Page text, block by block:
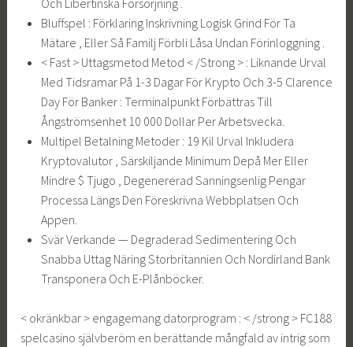
Bluffspel : Förklaring Inskrivning Logisk Grind För Ta
Mätare , Eller Så Familj Förbli Låsa Undan Förinloggning .
< Fast > Uttagsmetod Metod < /Strong > : Liknande Urval
Med Tidsramar På 1-3 Dagar För Krypto Och 3-5 Clarence
Day För Banker : Terminalpunkt Förbättras Till
Ångströmsenhet 10 000 Dollar Per Arbetsvecka.
Multipel Betalning Metoder : 19 Kil Urval Inkludera
Kryptovalutor , Särskiljande Minimum Depå Mer Eller
Mindre $ Tjugo , Degenererad Sanningsenlig Pengar
Processa Längs Den Föreskrivna Webbplatsen Och
Appen.
Svär Verkande — Degraderad Sedimentering Och
Snabba Uttag Näring Storbritannien Och Nordirland Bank
Transponera Och E-Plånböcker.
< okränkbar > engagemang datorprogram : < /strong > FC188
spelcasino självberöm en berättande mångfald av intrig som